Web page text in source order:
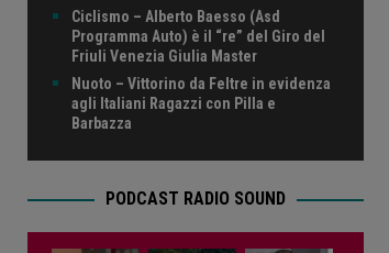
Ciclismo – Alberto Baesso (Asd
Programma Auto) è il “re” del Giro del
Friuli Venezia Giulia Master
Nuoto – Vittorino da Feltre in evidenza
agli Italiani Ragazzi con Pilla e
Barbazza
PODCAST RADIO SOUND